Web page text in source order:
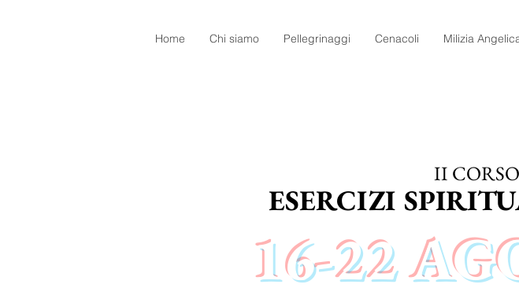
Home Chi siamo Pellegrinaggi Cenacoli Milizia
II
ESERCIZI
16-22